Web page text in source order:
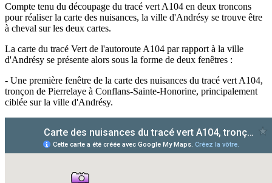
Compte tenu du découpage du tracé vert A104 en deux troncons
pour réaliser la carte des nuisances, la ville d'Andrésy se trouve être
à cheval sur les deux cartes.
La carte du tracé Vert de l'autoroute A104 par rapport à la ville
d'Andrésy se présente alors sous la forme de deux fenêtres :
- Une première fenêtre de la carte des nuisances du tracé vert A104,
tronçon de Pierrelaye à Conflans-Sainte-Honorine, principalement
ciblée sur la ville d'Andrésy.